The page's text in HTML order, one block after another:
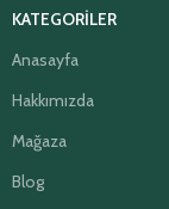
KATEGORİLER
Anasayfa
Hakkımızda
Mağaza
Blog